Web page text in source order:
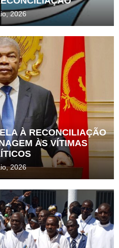
2026
À RECONCILIAÇÃO
ÀS VÍTIMAS
2026